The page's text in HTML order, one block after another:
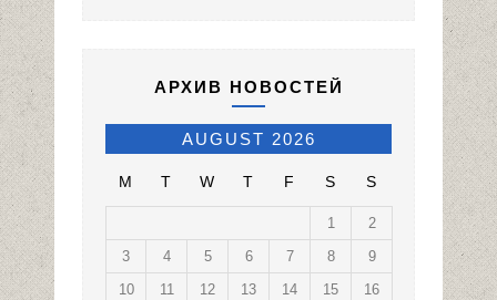
АРХИВ НОВОСТЕЙ
AUGUST 2026
M T W T F S S
1
2
3
4 5 6 7 8
9
10
11 12 13 14 15
16